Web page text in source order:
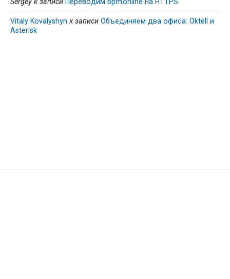
Sergey к записи Переводим bpm’online на HTTPS
Vitaly Kovalyshyn к записи Объединяем два офиса: Oktell и
Asterisk